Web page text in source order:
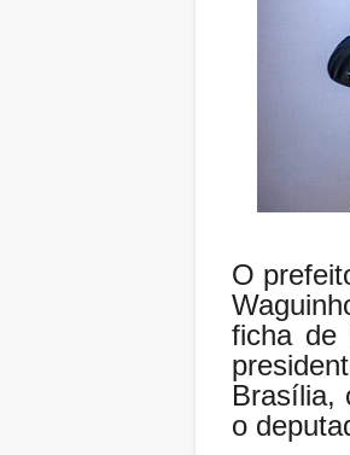
O
ficha de
Brasília,
o